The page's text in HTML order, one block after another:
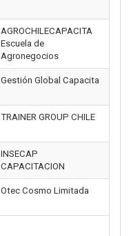
AGROCHILECAPACITA
Escuela de
Agronegocios
Gestión Global Capacita
TRAINER GROUP CHILE
INSECAP
CAPACITACION
Otec Cosmo Limitada